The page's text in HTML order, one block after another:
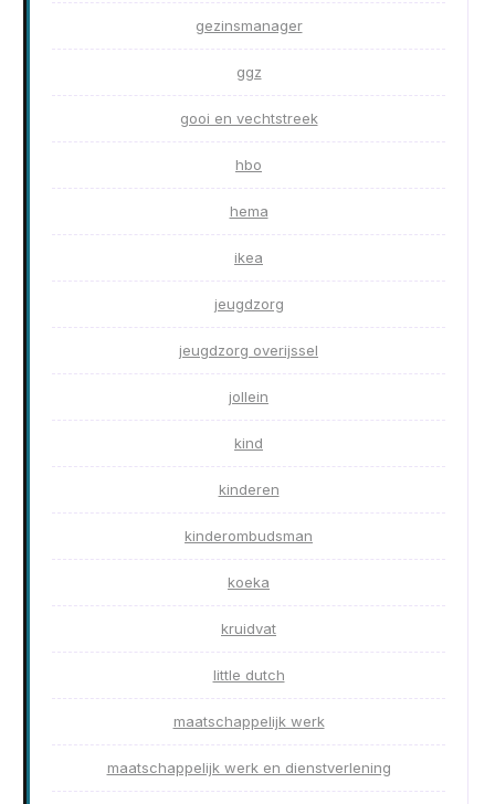
gezinsmanager
ggz
gooi en vechtstreek
hbo
hema
ikea
jeugdzorg
jeugdzorg overijssel
jollein
kind
kinderen
kinderombudsman
koeka
kruidvat
little dutch
maatschappelijk werk
maatschappelijk werk en dienstverlening